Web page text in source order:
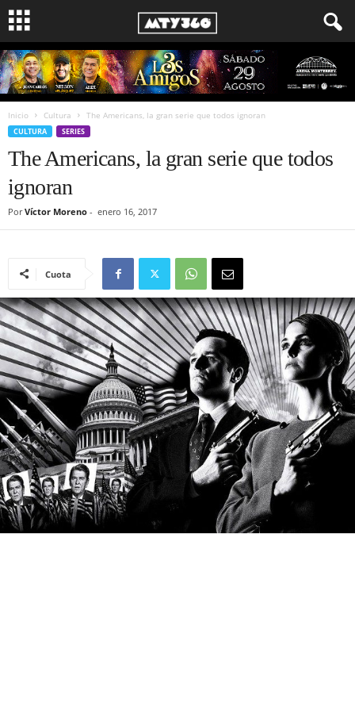
Inicio Cultura The Americans, la gran serie que todos ignoran
CULTURA SERIES
The Americans, la gran serie que todos
ignoran
Por Víctor Moreno - enero 16, 2017
Cuota